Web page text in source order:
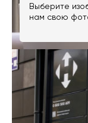
Выберите
нам свою